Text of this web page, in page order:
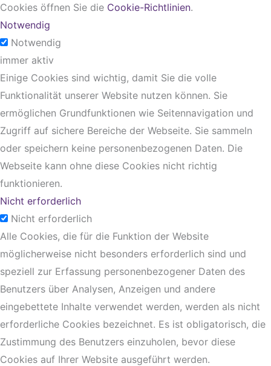
Cookies öffnen Sie die Cookie-Richtlinien.
Notwendig
Notwendig
immer aktiv
Einige Cookies sind wichtig, damit Sie die volle
Funktionalität unserer Website nutzen können. Sie
ermöglichen Grundfunktionen wie Seitennavigation und
Zugriff auf sichere Bereiche der Webseite. Sie sammeln
oder speichern keine personenbezogenen Daten. Die
Webseite kann ohne diese Cookies nicht richtig
funktionieren.
Nicht erforderlich
Nicht erforderlich
Alle Cookies, die für die Funktion der Website
möglicherweise nicht besonders erforderlich sind und
speziell zur Erfassung personenbezogener Daten des
Benutzers über Analysen, Anzeigen und andere
eingebettete Inhalte verwendet werden, werden als nicht
erforderliche Cookies bezeichnet. Es ist obligatorisch, die
Zustimmung des Benutzers einzuholen, bevor diese
Cookies auf Ihrer Website ausgeführt werden.